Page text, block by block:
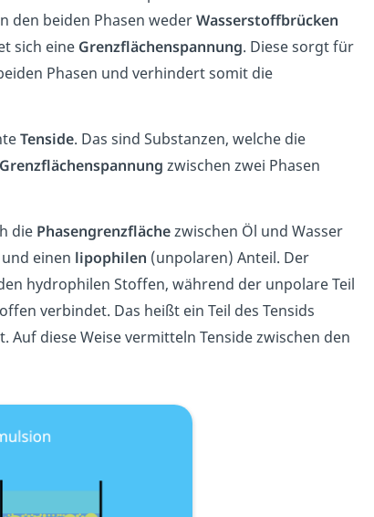
den beiden Phasen wederWasserstoffbrücken
sich eine Grenzflächenspannung. Diese sorgt für
Phasen und verhindert somit die
Tenside. Das sind Substanzen, welche die
Grenzflächenspannung zwischen zwei Phasen
die Phasengrenzflächezwischen Öl und Wasser
einen lipophilen (unpolaren) Anteil. Der
hydrophilen Stoffen, während der unpolare Teil
verbindet. Das heißt ein Teil des Tensids
diese Weise vermitteln Tenside zwischen den